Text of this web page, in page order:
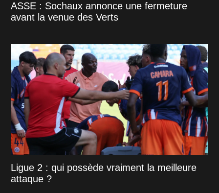
ASSE : Sochaux annonce une fermeture
avant la venue des Verts
Ligue 2 : qui possède vraiment la meilleure
attaque ?